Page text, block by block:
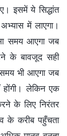
इसमें ये सिद्धांत
में लाएगा।
समय आएगा जब
के बावजूद सही
भी आएगा जब
लेकिन एक
के लिए निरंतर
के करीब पहुँचता